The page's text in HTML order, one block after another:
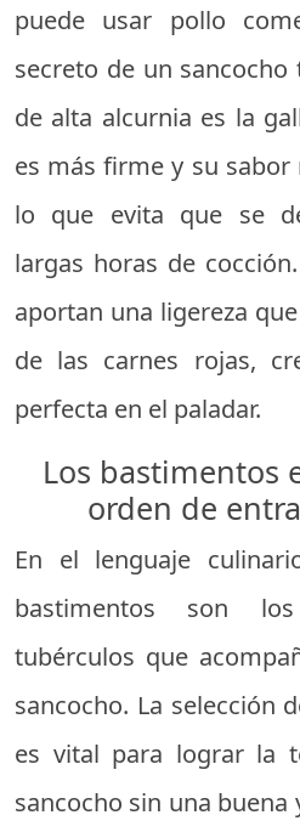
puede usar pollo
secreto de un
de alta alcurnia es la
es más firme y su
lo que evita que se
largas horas de
aportan una ligereza
de las carnes rojas,
perfecta en el paladar.
Los bastimentos
orden de
En el lenguaje
bastimentos son
tubérculos que
sancocho. La selección
es vital para lograr la
sancocho sin una buena